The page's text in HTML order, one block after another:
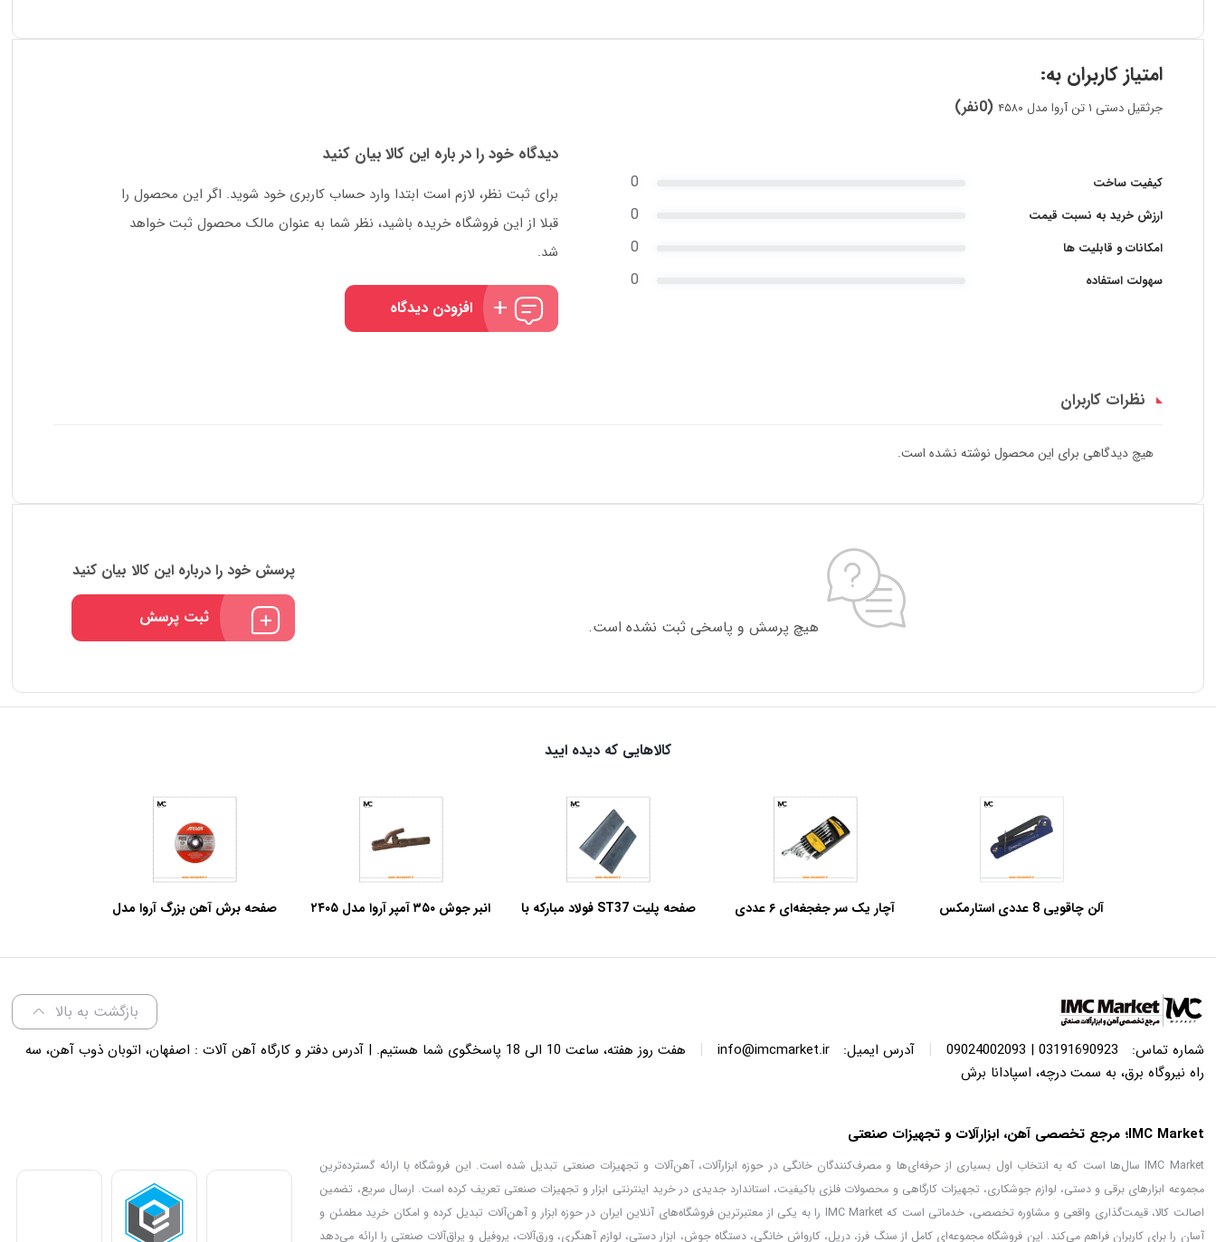
امتیاز کاربران به:
جرثقیل دستی ۱ تن آروا مدل ۴۵۸۰ (0نفر)
کیفیت ساخت 0
ارزش خرید به نسبت قیمت 0
امکانات و قابلیت ها 0
سهولت استفاده 0
دیدگاه خود را در باره این کالا بیان کنید
برای ثبت نظر، لازم است ابتدا وارد حساب کاربری خود شوید. اگر این محصول را
قبلا از این فروشگاه خریده باشید، نظر شما به عنوان مالک محصول ثبت خواهد
شد.
افزودن دیدگاه
نظرات کاربران
هیچ دیدگاهی برای این محصول نوشته نشده است.
هیچ پرسش و پاسخی ثبت نشده است.
پرسش خود را درباره این کالا بیان کنید
ثبت پرسش
کالاهایی که دیده ایید
آلن چاقویی 8 عددی استارمکس
آچار یک سر جغجغه‌ای ۶ عددی
صفحه پلیت ST37 فولاد مبارکه با
انبر جوش ۳۵۰ آمپر آروا مدل ۲۴۰۵
صفحه برش آهن بزرگ آروا مدل
بازگشت به بالا
شماره تماس: 03191690923 | 09024002093
| آدرس ایمیل: info@imcmarket.ir
|
هفت روز هفته، ساعت 10 الی 18 پاسخگوی شما هستیم. | آدرس دفتر و کارگاه آهن آلات : اصفهان، اتوبان ذوب آهن، سه
راه نیروگاه برق، به سمت درچه، اسپادانا برش
IMC Market؛ مرجع تخصصی آهن، ابزارآلات و تجهیزات صنعتی
IMC Market سال‌ها است که به انتخاب اول بسیاری از حرفه‌ای‌ها و مصرف‌کنندگان خانگی در حوزه ابزارآلات، آهن‌آلات و تجهیزات صنعتی تبدیل شده است. این فروشگاه با ارائه گسترده‌ترین
مجموعه ابزارهای برقی و دستی، لوازم جوشکاری، تجهیزات کارگاهی و محصولات فلزی باکیفیت، استاندارد جدیدی در خرید اینترنتی ابزار و تجهیزات صنعتی تعریف کرده است. ارسال سریع، تضمین
اصالت کالا، قیمت‌گذاری واقعی و مشاوره تخصصی، خدماتی است که IMC Market را به یکی از معتبرترین فروشگاه‌های آنلاین ایران در حوزه ابزار و آهن‌آلات تبدیل کرده و امکان خرید مطمئن و
آسان را برای کاربران فراهم می‌کند. این فروشگاه مجموعه‌ای کامل از سنگ فرز، دریل، کارواش خانگی، دستگاه جوش، ابزار دستی، لوازم آهنگری، ورق‌آلات، پروفیل و یراق‌آلات صنعتی را ارائه می‌دهد